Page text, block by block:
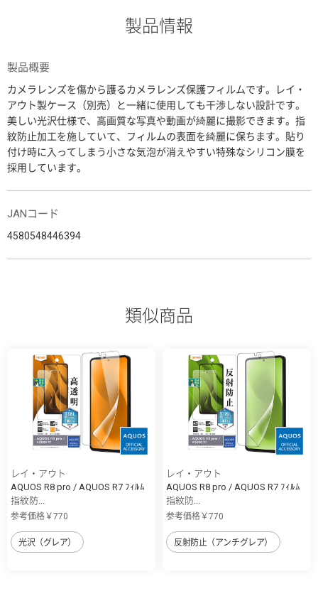
製品情報
製品概要
カメラレンズを傷から護るカメラレンズ保護フィルムです。レイ・
アウト製ケース（別売）と一緒に使用しても干渉しない設計です。
美しい光沢仕様で、高画質な写真や動画が綺麗に撮影できます。指
紋防止加工を施していて、フィルムの表面を綺麗に保ちます。貼り
付け時に入ってしまう小さな気泡が消えやすい特殊なシリコン膜を
採用しています。
JANコード
4580548446394
類似商品
レイ・アウト
AQUOS R8 pro / AQUOS R7 ﾌｨﾙﾑ
指紋防...
参考価格￥770
光沢（グレア）
レイ・アウト
AQUOS R8 pro / AQUOS R7 ﾌｨﾙﾑ
指紋防...
参考価格￥770
反射防止（アンチグレア）